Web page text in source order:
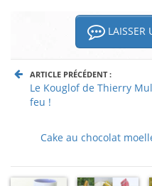
LAISSER
ARTICLE PRÉCÉDENT :
Le Kouglof de Thierry
feu !
Cake au chocolat